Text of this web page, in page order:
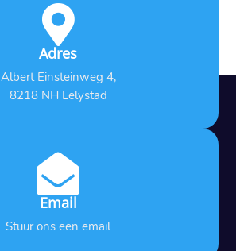

Adres
Albert Einsteinweg 4,
8218 NH Lelystad

Email
Stuur ons een email